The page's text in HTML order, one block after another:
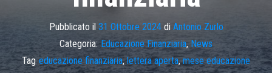
Pubblicato il 31 Ottobre 2024di Antonio Zurlo
Categoria: Educazione Finanziaria, News
Tag educazione finanziaria,lettera aperta,mese educazione